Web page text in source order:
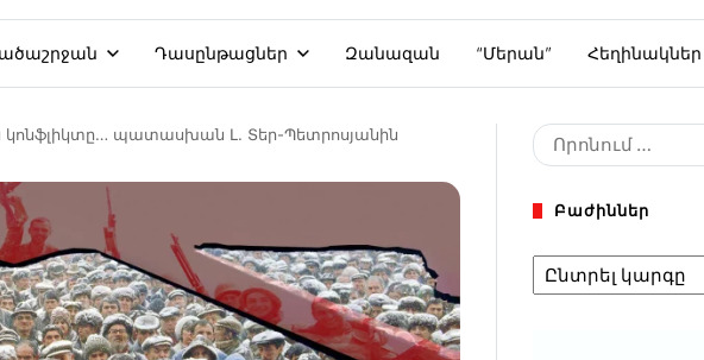
Դասընթացներ Զանազան “Մերան” Հեղինակներ
պատասխան Լ. Տեր-Պետրոսյանին
Բաժիններ